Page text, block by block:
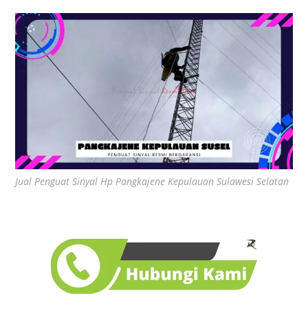
Jual Penguat Sinyal Hp Pangkajene Kepulauan Sulawesi Selatan